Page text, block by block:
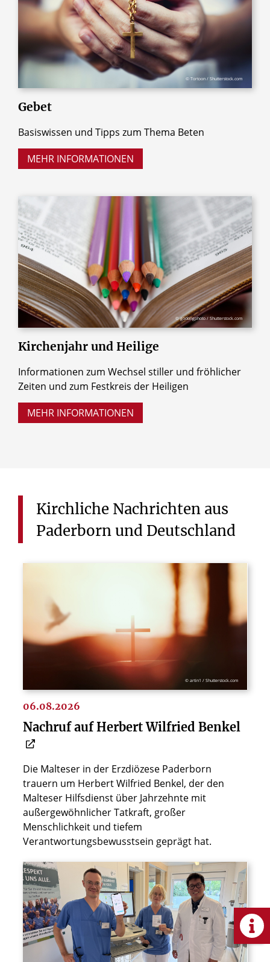
© Tortoon / Shutterstock.com
Gebet
Basiswissen und Tipps zum Thema Beten
MEHR INFORMATIONEN
© godongphoto / Shutterstock.com
Kirchenjahr und Heilige
Informationen zum Wechsel stiller und fröhlicher
Zeiten und zum Festkreis der Heiligen
MEHR INFORMATIONEN
Kirchliche Nachrichten aus
Paderborn und Deutschland
© artin1 / Shutterstock.com
06.08.2026
Nachruf auf Herbert Wilfried Benkel
Die Malteser in der Erzdiözese Paderborn
trauern um Herbert Wilfried Benkel, der den
Malteser Hilfsdienst über Jahrzehnte mit
außergewöhnlicher Tatkraft, großer
Menschlichkeit und tiefem
Verantwortungsbewusstsein geprägt hat.